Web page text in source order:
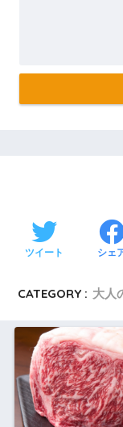
ツイート シェ
CATEGORY : 大人